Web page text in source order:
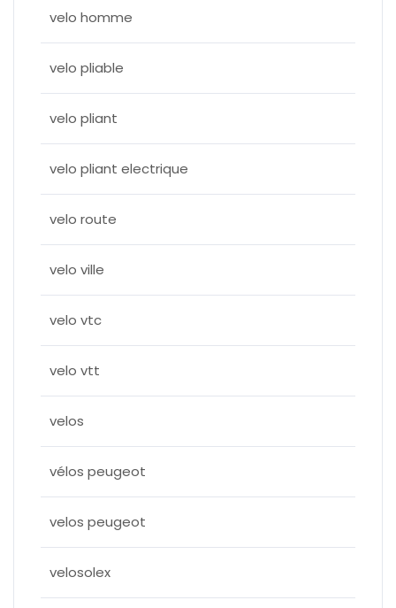
velo homme
velo pliable
velo pliant
velo pliant electrique
velo route
velo ville
velo vtc
velo vtt
velos
vélos peugeot
velos peugeot
velosolex